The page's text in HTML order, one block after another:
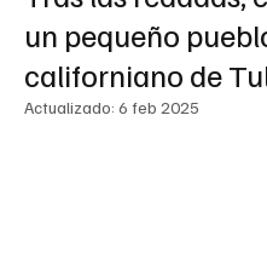
un pequeño
californiano de
Actualizado: 6 feb 2025